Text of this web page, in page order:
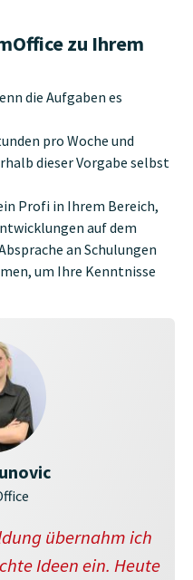
zu Ihrem
die Aufgaben es
pro Woche und
dieser Vorgabe selbst
Profi in Ihrem Bereich,
auf dem
an Schulungen
um Ihre Kenntnisse
übernahm ich
Ideen ein. Heute